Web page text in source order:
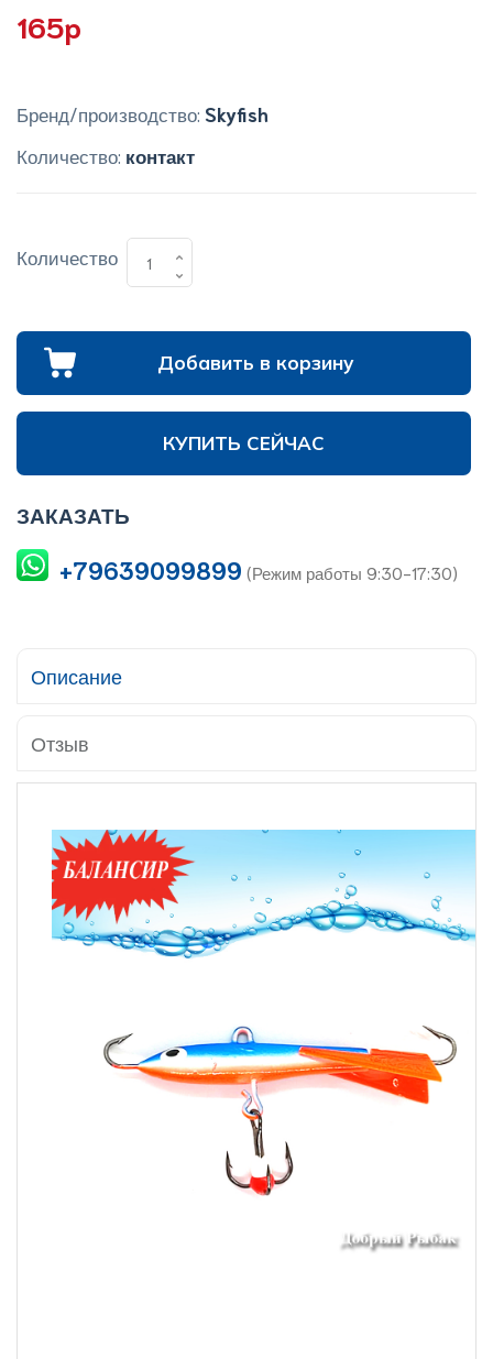
165p
Бренд/производство: Skyfish
Количество: контакт
Количество
Добавить в корзину
КУПИТЬ СЕЙЧАС
ЗАКАЗАТЬ
+79639099899 (Режим работы 9:30-17:30)
Описание
Отзыв